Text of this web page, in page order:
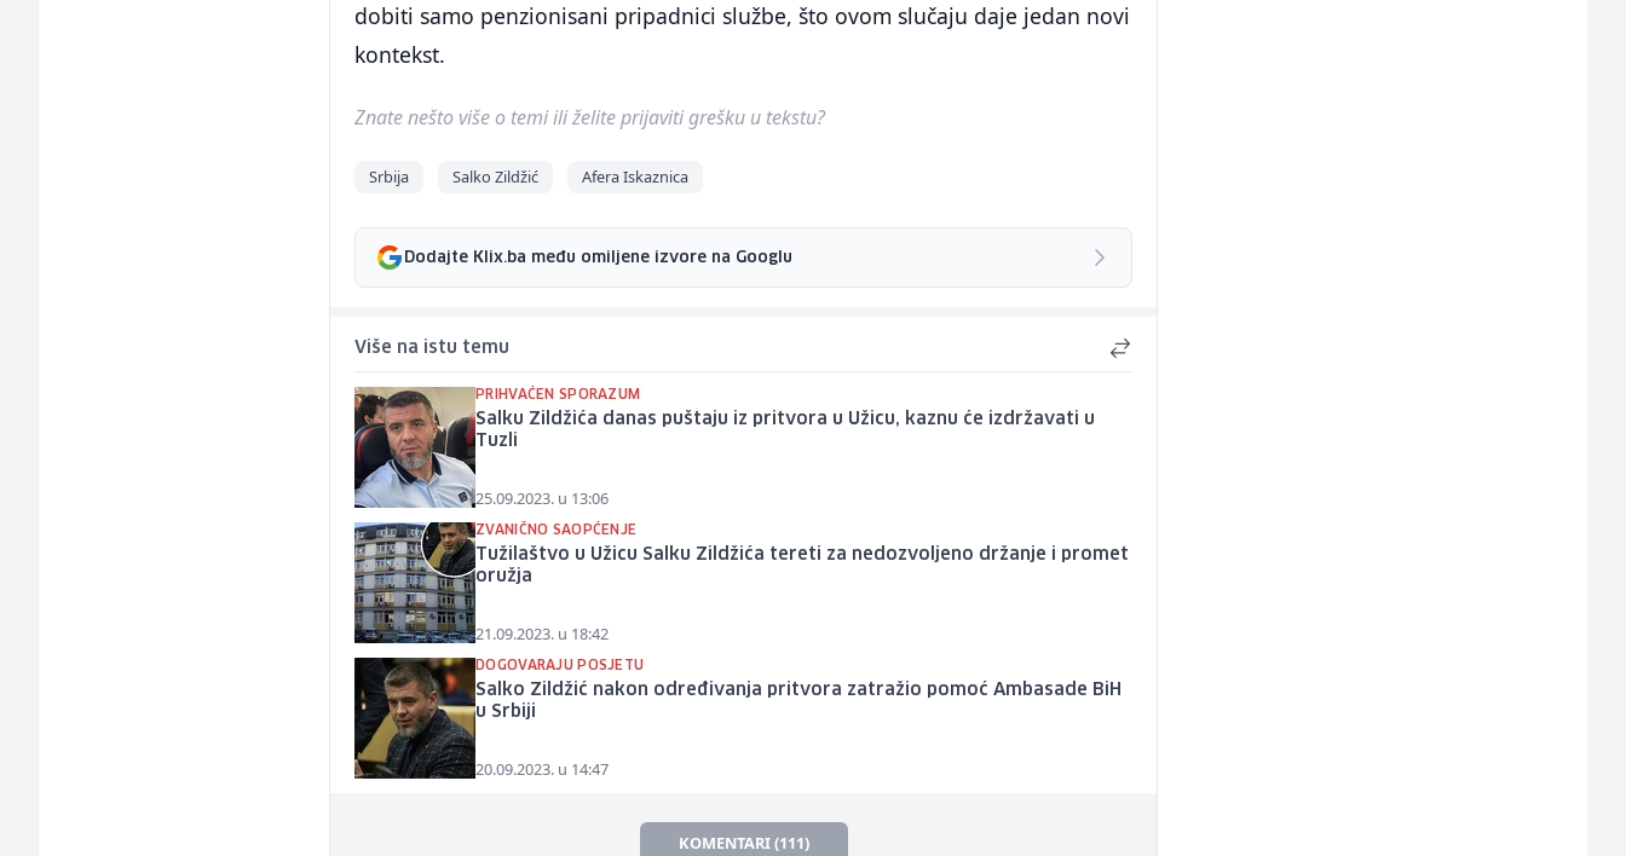
dobiti samo penzionisani pripadnici službe, što ovom slučaju daje jedan novi
kontekst.
Znate nešto više o temi ili želite prijaviti grešku u tekstu?
Srbija Salko Zildžić Afera Iskaznica
Dodajte Klix.ba među omiljene izvore na Googlu
Više na istu temu
PRIHVAĆEN SPORAZUM
Salku Zildžića danas puštaju iz pritvora u Užicu, kaznu će izdržavati u
Tuzli
25.09.2023. u 13:06
ZVANIČNO SAOPĆENJE
Tužilaštvo u Užicu Salku Zildžića tereti za nedozvoljeno držanje i promet
oružja
21.09.2023. u 18:42
DOGOVARAJU POSJETU
Salko Zildžić nakon određivanja pritvora zatražio pomoć Ambasade BiH
u Srbiji
20.09.2023. u 14:47
KOMENTARI (111)